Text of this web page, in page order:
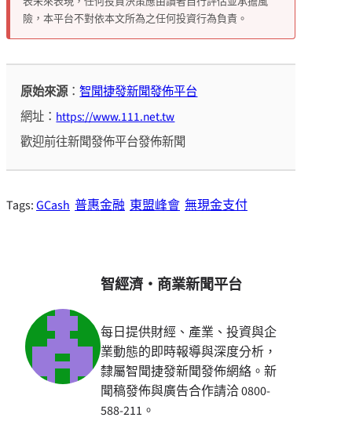
險，本平台不對依本文所為之任何投資行為負責。
原始來源：智聞捷發新聞發佈平台
網址： https://www.111.net.tw
歡迎前往新聞發佈平台發佈新聞
Tags:GCash 普惠金融 東盟峰會 無現金支付
智經濟・商業新聞平台
每日提供財經、產業、投資與企
業動態的即時報導與深度分析，
隸屬智聞捷發新聞發佈網絡。新
聞稿發佈與廣告合作請洽 0800-
588-211。